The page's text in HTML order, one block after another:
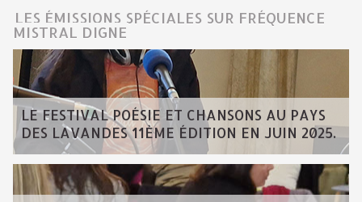
LES ÉMISSIONS SPÉCIALES SUR FRÉQUENCE
MISTRAL DIGNE
LE FESTIVAL POÉSIE ET CHANSONS AU PAYS
DES LAVANDES 11ÈME ÉDITION EN JUIN 2025.